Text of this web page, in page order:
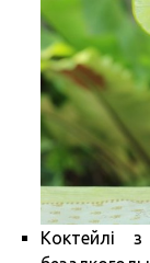
Коктейлі